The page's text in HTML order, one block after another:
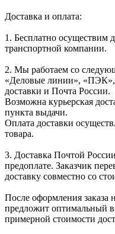
Доставка и оплата:
1. Бесплатно осуществим
транспортной компании.
2. Мы работаем со
«Деловые линии»,
доставки и Почта России.
Возможна курьерская
пункта выдачи.
Оплата доставки
товара.
3. Доставка Почтой
предоплате. Заказчик
доставку совместно со
После оформления заказа
предложит оптимальный
примерной стоимости